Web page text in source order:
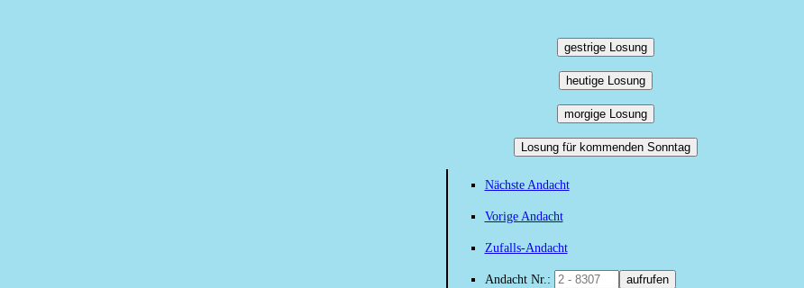
gestrige Losung
heutige Losung
morgige Losung
Losung für kommenden Sonntag
Nächste Andacht
Vorige Andacht
Zufalls-Andacht
Andacht Nr.: aufrufen